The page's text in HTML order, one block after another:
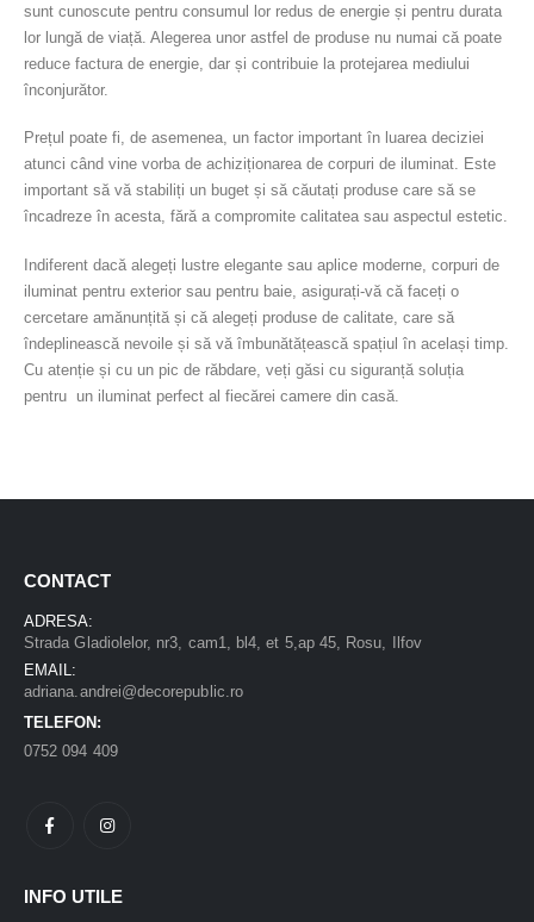
sunt cunoscute pentru consumul lor redus de energie și pentru durata
lor lungă de viață. Alegerea unor astfel de produse nu numai că poate
reduce factura de energie, dar și contribuie la protejarea mediului
înconjurător.
Prețul poate fi, de asemenea, un factor important în luarea deciziei
atunci când vine vorba de achiziționarea de corpuri de iluminat. Este
important să vă stabiliți un buget și să căutați produse care să se
încadreze în acesta, fără a compromite calitatea sau aspectul estetic.
Indiferent dacă alegeți lustre elegante sau aplice moderne, corpuri de
iluminat pentru exterior sau pentru baie, asigurați-vă că faceți o
cercetare amănunțită și că alegeți produse de calitate, care să
îndeplinească nevoile și să vă îmbunătățească spațiul în același timp.
Cu atenție și cu un pic de răbdare, veți găsi cu siguranță soluția
pentru un iluminat perfect al fiecărei camere din casă.
CONTACT
ADRESA:
Strada Gladiolelor, nr3, cam1, bl4, et 5,ap 45, Rosu, Ilfov
EMAIL:
adriana.andrei@decorepublic.ro
TELEFON:
0752 094 409
INFO UTILE